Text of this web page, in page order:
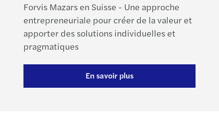
Forvis Mazars en Suisse - Une approche
entrepreneuriale pour créer de la valeur et
apporter des solutions individuelles et
pragmatiques
En savoir plus